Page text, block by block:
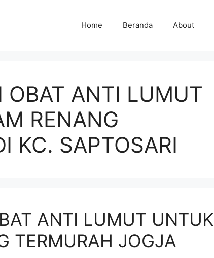
Home Beranda About
OBAT ANTI LUMUT
RENANG
KC. SAPTOSARI
ANTI LUMUT UNTUK
TERMURAH JOGJA